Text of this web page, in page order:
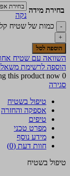
בחירת מידה
נקה
כמות של שטיח
הוספה לסל
השוואה עם שטיח
הוספה לרשימת
0
this product now!
סגירה
טיפול בשטיח
אספקה והחזרה
טיפים
מפרט טכני
מידע נוסף
חוות דעת (0)
טיפול בשטיח